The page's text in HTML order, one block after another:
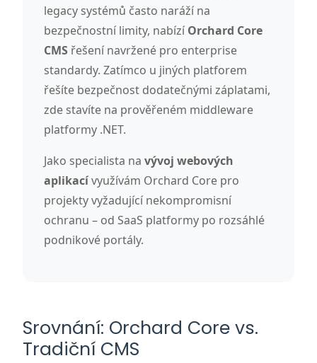
legacy systémů často naráží na
bezpečnostní limity, nabízí Orchard Core
CMS řešení navržené pro enterprise
standardy. Zatímco u jiných platforem
řešíte bezpečnost dodatečnými záplatami,
zde stavíte na prověřeném middleware
platformy .NET.
Jako specialista na vývoj webových
aplikacívyužívám Orchard Core pro
projekty vyžadující nekompromisní
ochranu – od SaaS platformy po rozsáhlé
podnikové portály.
Srovnání: Orchard Core vs.
Tradiční CMS